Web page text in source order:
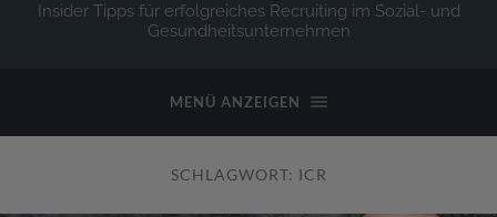
Insider Tipps für erfolgreiches Recruiting im Sozial- und
Gesundheitsunternehmen
MENÜ ANZEIGEN
SCHLAGWORT: ICR